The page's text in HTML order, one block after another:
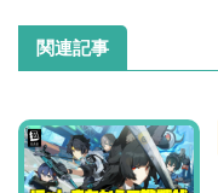
関連記事